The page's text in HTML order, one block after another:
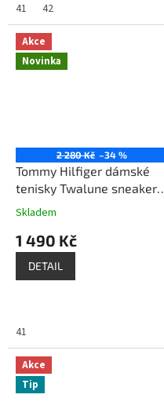
41 42
Akce
Novinka
2 280 Kč –34 %
Tommy Hilfiger dámské
tenisky Twalune sneakers
bílá
Skladem
1 490 Kč
DETAIL
41
Akce
Tip